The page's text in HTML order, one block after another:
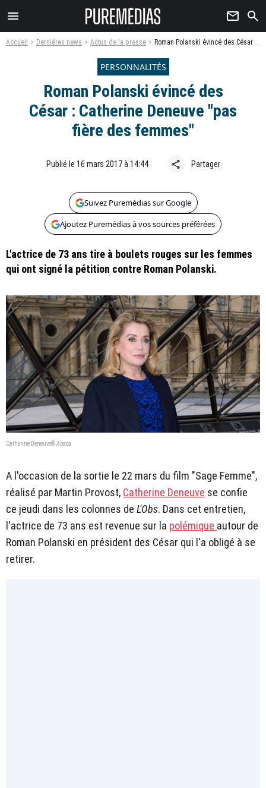
menu newsletter search
Accueil Dernières news Actus de la presse Roman Polanski évincé des César : Catherine Deneuve "pas fière des femmes"
PERSONNALITÉS
Roman Polanski évincé des
César : Catherine Deneuve "pas
fière des femmes"
Publié le 16 mars 2017 à 14:44 share Partager
Suivez Puremédias sur Google
Ajoutez Puremédias à vos sources préférées
L'actrice de 73 ans tire à boulets rouges sur les femmes
qui ont signé la pétition contre Roman Polanski.
Catherine Deneuve© Abaca
A l'occasion de la sortie le 22 mars du film "Sage Femme",
réalisé par Martin Provost, Catherine Deneuve se confie
ce jeudi dans les colonnes de L'Obs. Dans cet entretien,
l'actrice de 73 ans est revenue sur la polémique autour de
Roman Polanski en président des César qui l'a obligé à se
retirer.